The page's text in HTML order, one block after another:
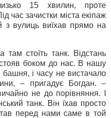
15 хвилин, проте
час зачистки міста екіпаж
з вулиць виїхав прямо на
стоїть танк. Відстань
боком до нас. В нашу
і часу не вистачало
– пригадує Богдан. –
не до порівняння. І
танк. Він їхав просто
перед нами саме в той